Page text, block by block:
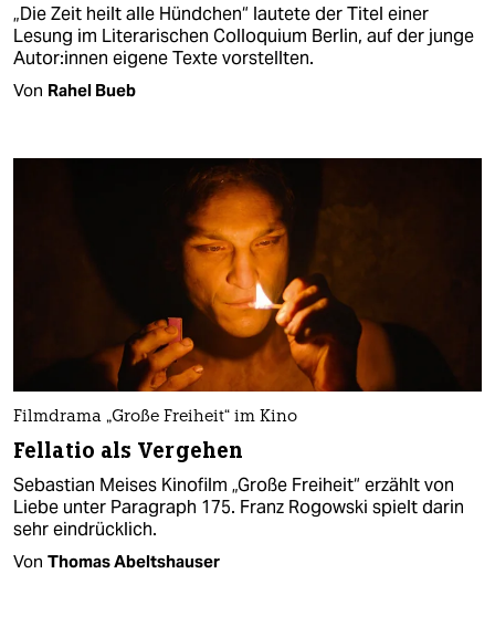
„Die Zeit heilt alle Hündchen“ lautete der Titel einer
Lesung im Literarischen Colloquium Berlin, auf der junge
Au­to­r:in­nen eigene Texte vorstellten.
Von Rahel Bueb
Filmdrama „Große Freiheit“ im Kino
Fellatio als Vergehen
Sebastian Meises Kinofilm „Große Freiheit“ erzählt von
Liebe unter Paragraph 175. Franz Rogowski spielt darin
sehr eindrücklich.
Von Thomas Abeltshauser